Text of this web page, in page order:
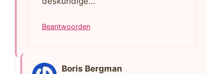
Beantwoorden
Boris Bergman